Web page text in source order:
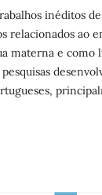
inéditos
relacionados ao
materna e como